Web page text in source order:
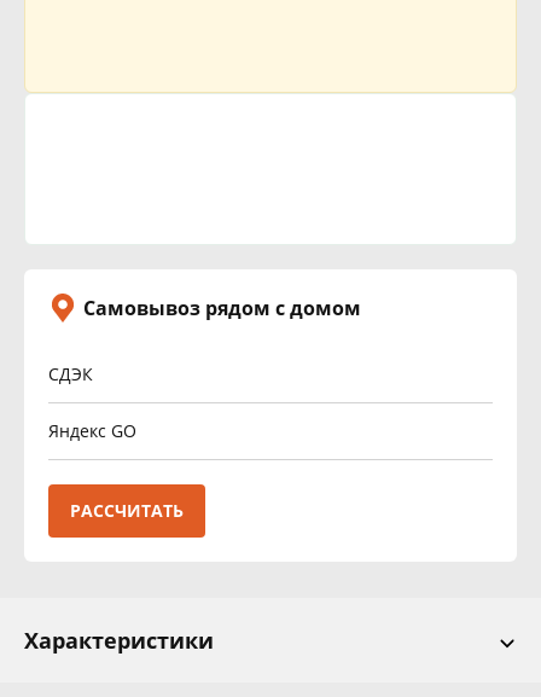
Самовывоз рядом с домом
СДЭК
Яндекс GO
РАССЧИТАТЬ
Характеристики